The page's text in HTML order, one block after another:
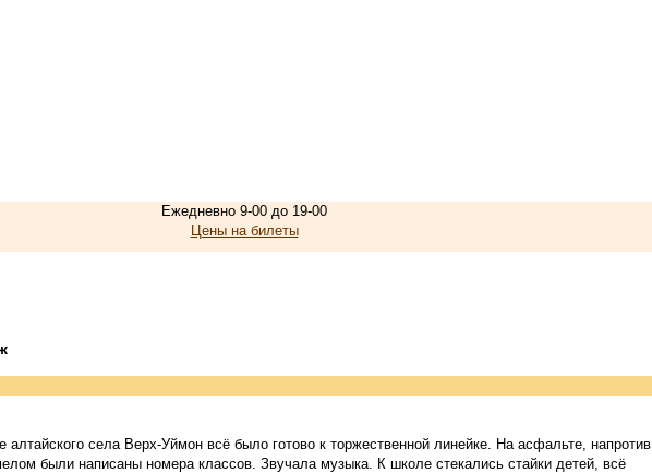
Ежедневно 9-00 до 19-00
Цены на билеты
алтайского села Верх-Уймон всё было готово к торжественной линейке. На асфальте, напротив
были написаны номера классов. Звучала музыка. К школе стекались стайки детей, всё